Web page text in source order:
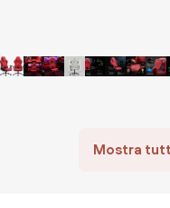
Mostra